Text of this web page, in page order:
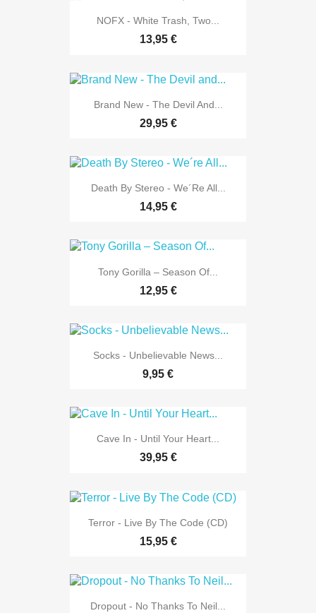
NOFX - White Trash, Two...
13,95 €
Brand New - The Devil And...
29,95 €
Death By Stereo - We´re All...
14,95 €
Tony Gorilla – Season Of...
12,95 €
Socks - Unbelievable News...
9,95 €
Cave In - Until Your Heart...
39,95 €
Terror - Live By The Code (CD)
15,95 €
Dropout - No Thanks To Neil...